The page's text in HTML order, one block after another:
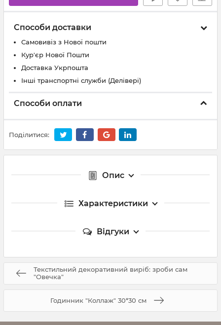
Способи доставки
Самовивіз з Нової пошти
Кур'єр Нової Пошти
Доставка Укрпошта
Інші транспортні служби (Делівері)
Способи оплати
Поділитися:
Опис
Характеристики
Відгуки
Текстильний декоративний виріб: зроби сам
"Овечка"
Годинник "Коллаж" 30*30 см